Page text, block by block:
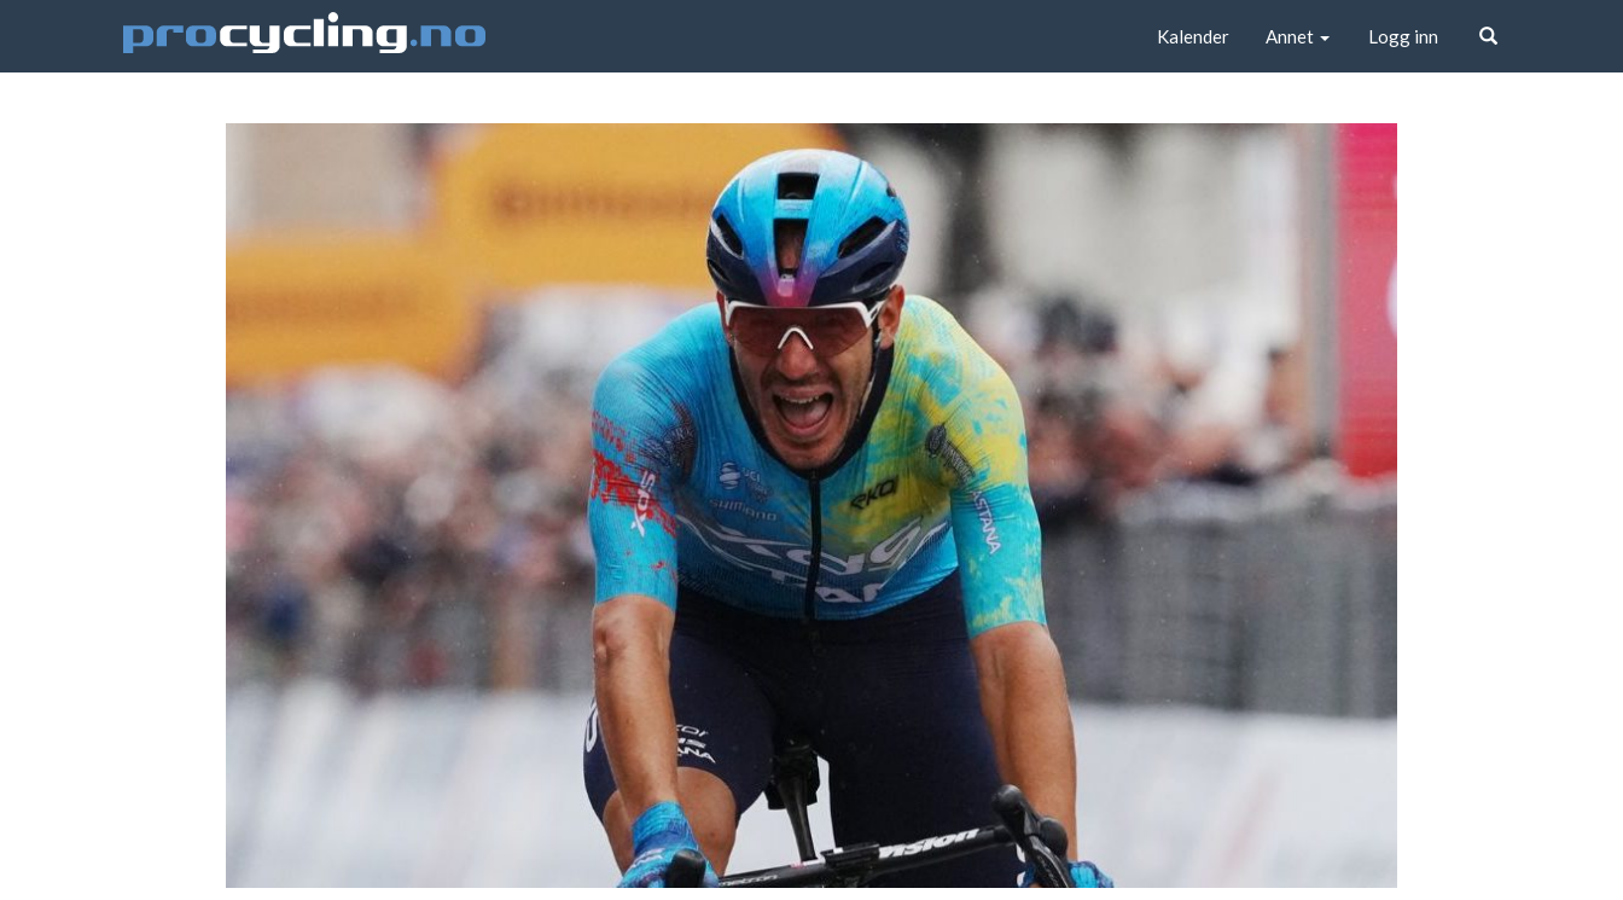
Kalender Annet Logg inn